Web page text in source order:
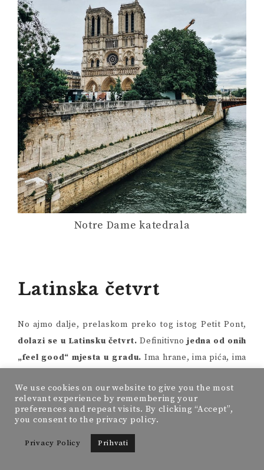
Notre Dame katedrala
Latinska četvrt
No ajmo dalje, prelaskom preko tog istog Petit Pont,
dolazi se u Latinsku četvrt. Definitivno jedna od onih
„feel good“ mjesta u gradu. Ima hrane, ima pića, ima
Ondje se nalazi i knjižara „Shakespear and
company“. Mala ali poznata knjižara u Parizu.
Otvorena je 1919. godine, a
kupovati knjige sve velike face 20. stoljeća poput
We use cookies on our website to give you the most
relevant experience by remembering your
preferences and repeat visits. By clicking “Accept”,
you consent to the privacy policy.
Privacy Policy Prihvati